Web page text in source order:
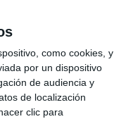
como cookies, y
por un dispositivo
de audiencia y
de localización
clic para